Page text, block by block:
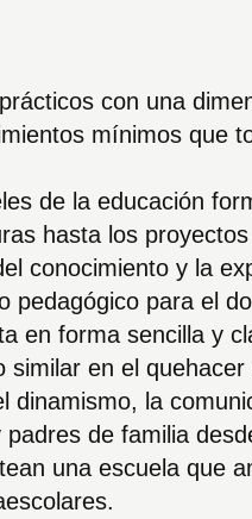
con una
mínimos que
de la educación
hasta los
conocimiento y la
pedagógico para el
en forma sencilla y
en el
dinamismo, la
de familia
una escuela que